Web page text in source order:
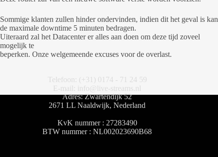
Sommige klanten zullen hinder ondervinden, indien dit het geval is kan
de maximale downtime 5 minuten bedragen.
Uiteraard zal het Datacenter er alles aan doen om deze tijd zoveel
mogelijk te
beperken. Onze welgemeende excuses voor de overlast.
Telefoon: (+31) 0174 - 71 24 59
E-mail: info@live-streams.nl
Adres: Zwartendijk 52
2671 LL Naaldwijk, Nederland
KvK nummer : 27283490
BTW nummer : NL002023690B68